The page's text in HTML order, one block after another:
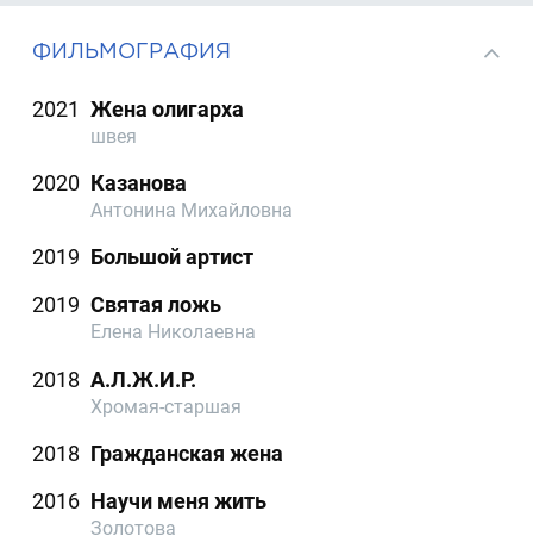
ФИЛЬМОГРАФИЯ
2021 Жена олигарха
швея
2020 Казанова
Антонина Михайловна
2019 Большой артист
2019 Святая ложь
Елена Николаевна
2018 А.Л.Ж.И.Р.
Хромая-старшая
2018 Гражданская жена
2016 Научи меня жить
Золотова